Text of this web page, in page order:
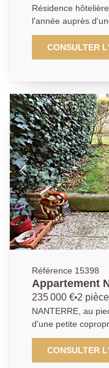
Résidence
l'année auprès
à pied du RER "Nanterre ville" et à proximité
immédiate des bus
commodités. Ce
Placement
loueur meublé
et réductions
minutes
Pour Etudiants (51
étage avec balcon
Revenus locatifs
Euros Hors
annuellement et
Occupation et
AP/LT
CONSULTER
Référence 15398
Appartement
235 000 € 2
NANTERRE, au
d'une petite
proximité
vous proposons
avec un très beau potentiel. Il se
CONSULTER